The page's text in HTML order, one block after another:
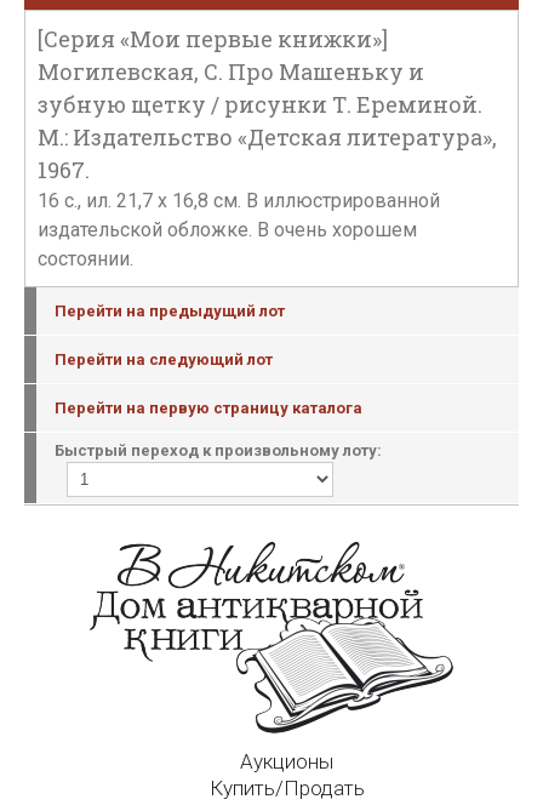
[Серия «Мои первые книжки»]
Могилевская, С. Про Машеньку и
зубную щетку / рисунки Т. Ереминой.
М.: Издательство «Детская литература»,
1967.
16 c., ил. 21,7 х 16,8 см. В иллюстрированной
издательской обложке. В очень хорошем
состоянии.
Перейти на предыдущий лот
Перейти на следующий лот
Перейти на первую страницу каталога
Быстрый переход к произвольному лоту:
Аукционы
Купить/Продать